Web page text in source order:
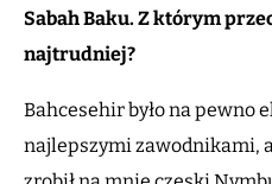
Sabah Baku. Z którym
najtrudniej?
Bahcesehir było na pewno
najlepszymi zawodnikami,